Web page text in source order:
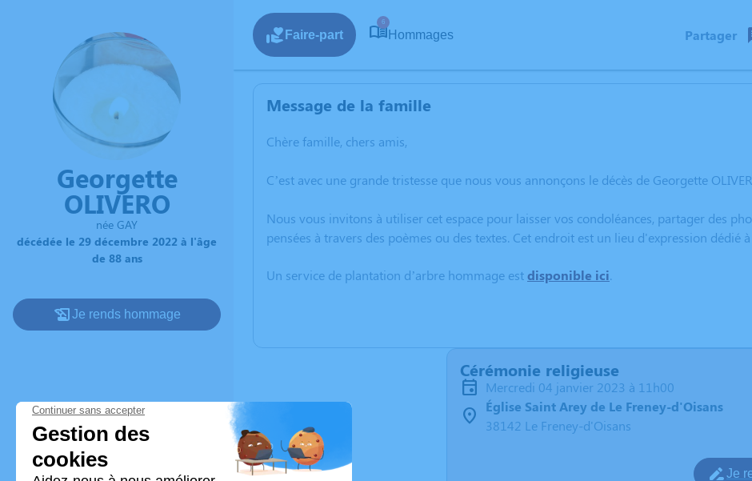
Georgette
OLIVERO
née GAY
décédée le 29 décembre 2022 à l'âge
de 88 ans
Je rends hommage
Faire-part
6
Hommages Partager
Message de la famille
Chère famille, chers amis,
C’est avec une grande tristesse que nous vous annonçons le décès de Georgette
Nous vous invitons à utiliser cet espace pour laisser vos condoléances, partager des
pensées à travers des poèmes ou des textes. Cet endroit est un lieu d'expression dédié
Un service de plantation d’arbre hommage estdisponible ici.
Cérémonie religieuse
mercredi 04 janvier 2023 à 11h00
Église Saint Arey de Le Freney-d'Oisans
38142 Le Freney-d'Oisans
Je